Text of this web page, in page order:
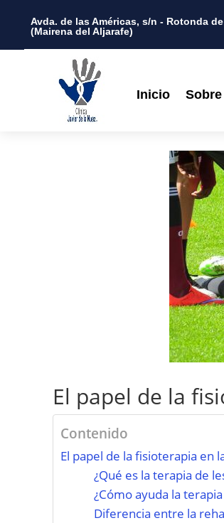
Avda. de las Américas, s/n - Rotonda
(Mairena del Aljarafe)
Inicio
El papel de la
Contenido
El papel de la fisioterapia en
¿Qué es la terapia de
¿Cómo ayuda la
Diferencia entre la